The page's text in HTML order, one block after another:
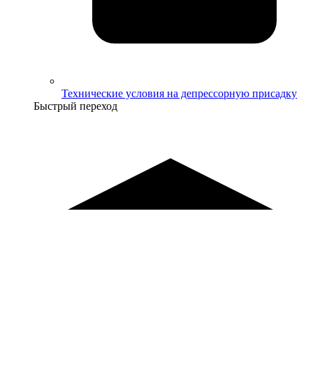
Технические условия на депрессорную присадку
Быстрый переход